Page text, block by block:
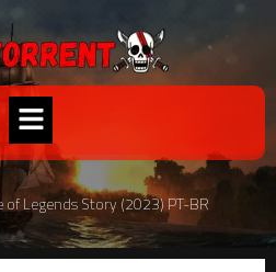
of Legends Story (2023) PT-BR